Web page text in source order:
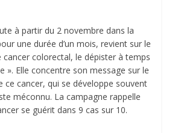
à partir du 2 novembre dans la
une durée d’un mois, revient sur le
cancer colorectal, le dépister à temps
». Elle concentre son message sur le
ce cancer, qui se développe souvent
méconnu. La campagne rappelle
se guérit dans 9 cas sur 10.